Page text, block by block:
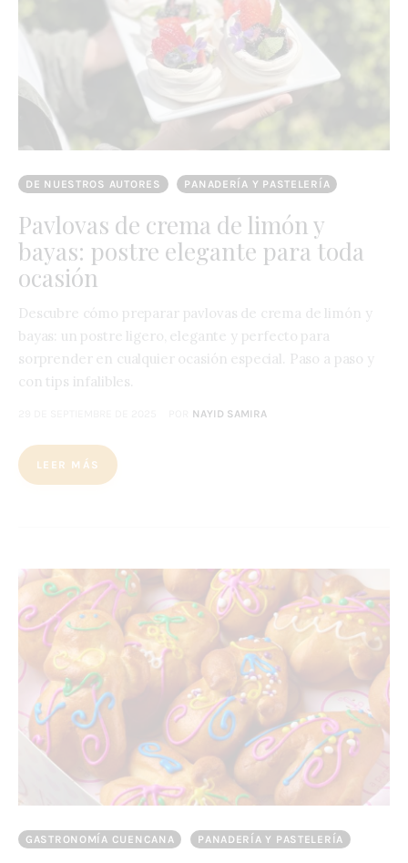
DE NUESTROS AUTORES PANADERÍA Y PASTELERÍA
Pavlovas de crema de limón y
bayas: postre elegante para toda
ocasión
Descubre cómo preparar pavlovas de crema de limón y
bayas: un postre ligero, elegante y perfecto para
sorprender en cualquier ocasión especial. Paso a paso y
con tips infalibles.
NAYID SAMIRA
LEER MÁS
GASTRONOMÍA CUENCANA PANADERÍA Y PASTELERÍA